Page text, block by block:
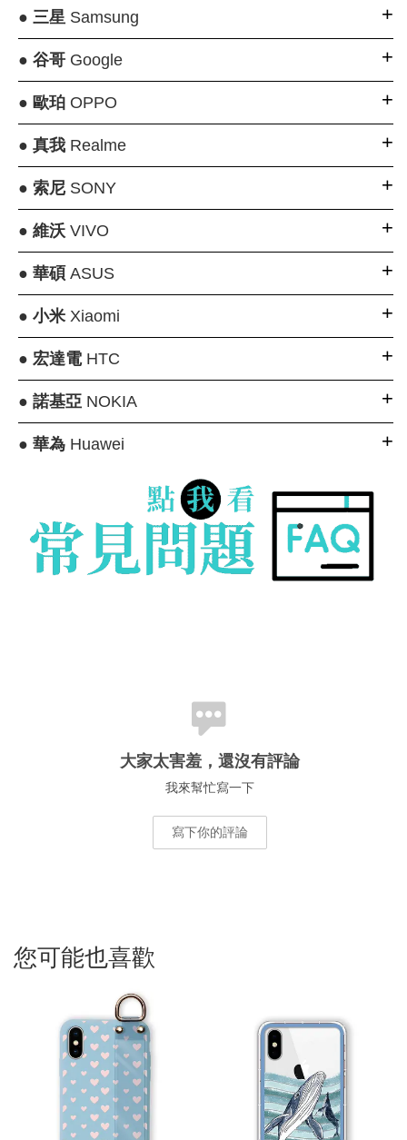
● 三星Samsung
● 谷哥Google
● 歐珀OPPO
● 真我Realme
● 索尼SONY
● 維沃VIVO
● 華碩 ASUS
● 小米Xiaomi
● 宏達電HTC
● 諾基亞NOKIA
● 華為Huawei
大家太害羞，還沒有評論
我來幫忙寫一下
寫下你的評論
您可能也喜歡